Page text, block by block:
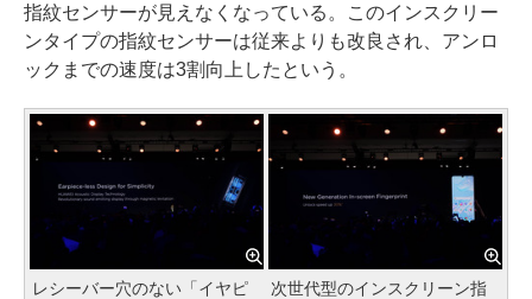
指紋センサーが見えなくなっている。このインスクリー
ンタイプの指紋センサーは従来よりも改良され、アンロ
ックまでの速度は3割向上したという。
レシーバー穴のない「イヤピ
次世代型のインスクリーン指